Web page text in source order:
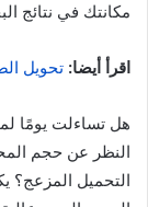
مكانتك في نتائج
اقرأ أيضا: تحويل
هل تساءلت يومًا
النظر عن حجم
التحميل المزعج؟